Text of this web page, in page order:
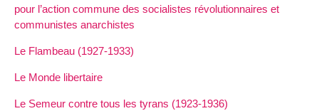
pour l’action commune des socialistes révolutionnaires et
communistes anarchistes
Le Flambeau (1927-1933)
Le Monde libertaire
Le Semeur contre tous les tyrans (1923-1936)